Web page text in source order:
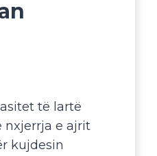
të lartë
nxjerrja e ajrit
kujdesin